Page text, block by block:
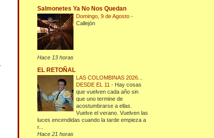
Salmonetes Ya No Nos Quedan
Domingo, 9 de Agosto-
Callejón
Hace 13 horas
EL RETOÑAL
LAS COLOMBINAS 2026...
DESDE EL 11- Hay cosas
que vuelven cada año sin
que uno termine de
acostumbrarse a ellas.
Vuelve el verano. Vuelven las
luces encendidas cuando la tarde empieza a
r...
Hace 21 horas